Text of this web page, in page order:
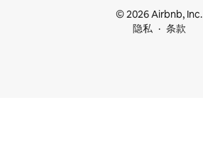
© 2026 Airbnb, Inc.
隐私
条款